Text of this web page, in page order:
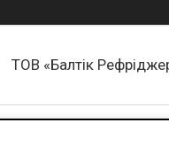
ТОВ «Балтік